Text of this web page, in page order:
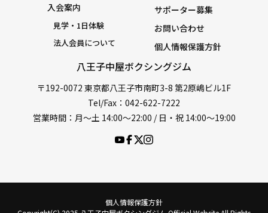
八王子中屋ボクシングジム
〒192-0072 東京都八王子市南町3-8 第2原嶋ビル1F
Tel/Fax：042-622-7222
営業時間：月〜土 14:00〜22:00 / 日・祝 14:00〜19:00
入会案内
見学・1日体験
法人会員について
サポーター募集
お問い合わせ
個人情報保護方針
個人情報保護方針